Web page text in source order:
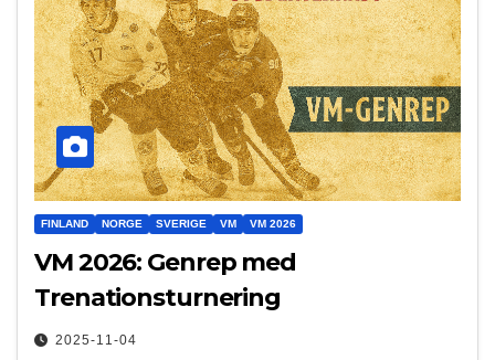
FINLAND NORGE SVERIGE VM VM 2026
VM 2026: Genrep med
Trenationsturnering
2025-11-04